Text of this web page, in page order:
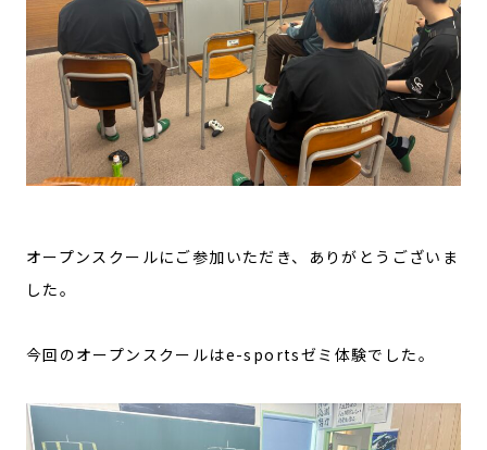
オープンスクールにご参加いただき、ありがとうございま
した。
今回のオープンスクールはe-sportsゼミ体験でした。